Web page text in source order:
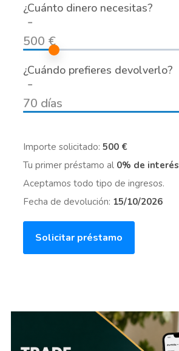
¿Cuánto dinero necesitas?
500 €
-
¿Cuándo prefieres devolverlo?
70 días
-
Importe solicitado: 500 €
Tu primer préstamo al 0% de interés
Aceptamos todo tipo de ingresos.
Fecha de devolución: 15/10/2026
Solicitar préstamo